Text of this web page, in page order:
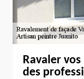
Ravaler
des